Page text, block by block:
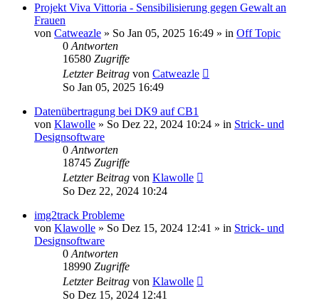
Projekt Viva Vittoria - Sensibilisierung gegen Gewalt an
Frauen
von Catweazle » So Jan 05, 2025 16:49 » in Off Topic
0 Antworten
16580 Zugriffe
Letzter Beitrag von Catweazle
So Jan 05, 2025 16:49
Datenübertragung bei DK9 auf CB1
von Klawolle » So Dez 22, 2024 10:24 » in Strick- und
Designsoftware
0 Antworten
18745 Zugriffe
Letzter Beitrag von Klawolle
So Dez 22, 2024 10:24
img2track Probleme
von Klawolle » So Dez 15, 2024 12:41 » in Strick- und
Designsoftware
0 Antworten
18990 Zugriffe
Letzter Beitrag von Klawolle
So Dez 15, 2024 12:41